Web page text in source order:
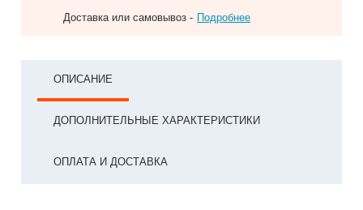
Доставка или самовывоз - Подробнее
ОПИСАНИЕ
ДОПОЛНИТЕЛЬНЫЕ ХАРАКТЕРИСТИКИ
ОПЛАТА И ДОСТАВКА